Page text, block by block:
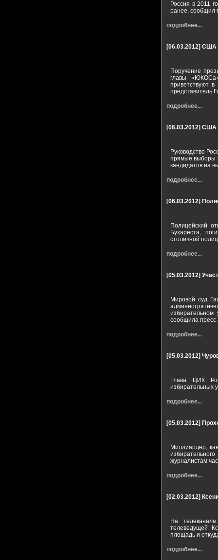
Россия в 2011
ранее, сообщил
подробнее...
[06.03.2012] США
Поручение
главы
приветствуют
представитель
подробнее...
[06.03.2012] США
Руководство
прямые выборы
кандидатов на
подробнее...
[06.03.2012]
Полицейский
Бухареста,
столичной
подробнее...
[05.03.2012]
Мировой суд
избирательном
сообщила
подробнее...
[05.03.2012]
Глава ЦИК
избирательных
подробнее...
[05.03.2012]
Миллиардер,
журналистам
подробнее...
[02.03.2012]
На
телеведущей
площадь и
подробнее...